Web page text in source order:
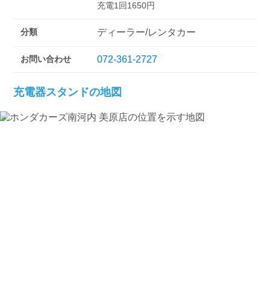
充電1回1650円
分類 ディーラー/レンタカー
お問い合わせ 072-361-2727
充電器スタンドの地図